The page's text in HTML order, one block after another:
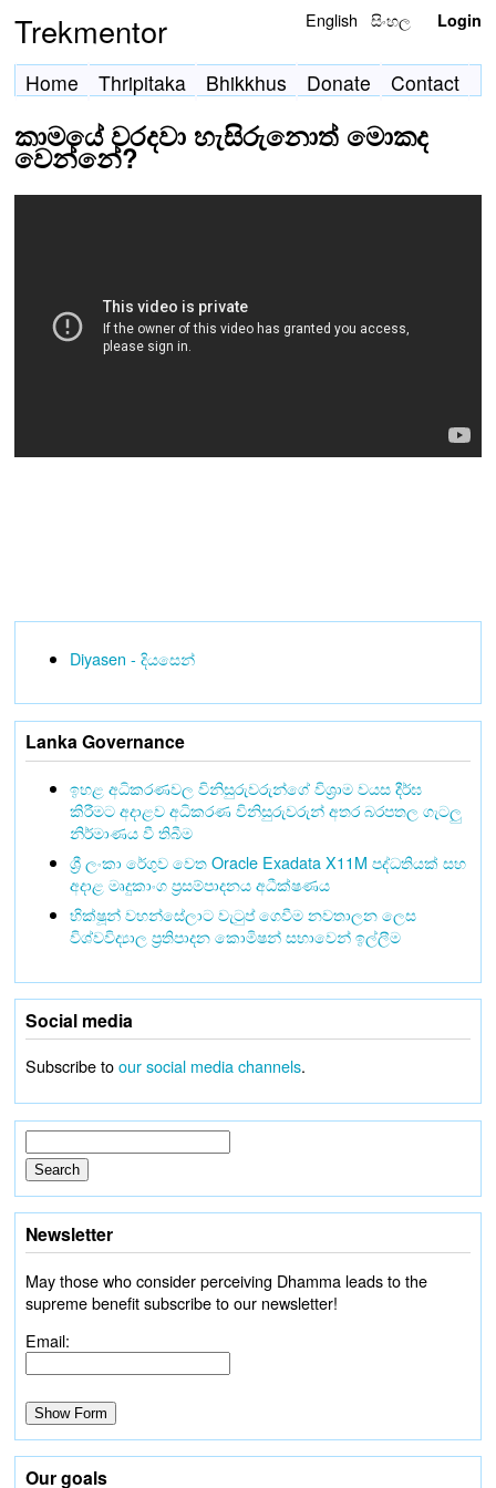
Trekmentor English සිංහල Login
Home Thripitaka Bhikkhus Donate Contact
කාමයේ වරදවා හැසිරුනොත් මොකද
වෙන්නේ?
Diyasen - දියසෙන්
Lanka Governance
ඉහළ අධිකරණවල විනිසුරුවරුන්ගේ විශ්‍රාම වයස දීර්ඝ
කිරීමට අදාළව අධිකරණ විනිසුරුවරුන් අතර බරපතල ගැටලු
නිර්මාණය වී තිබීම
ශ්‍රී ලංකා රේගුව වෙත Oracle Exadata X11M පද්ධතියක් සහ
අදාළ මෘදුකාංග ප්‍රසම්පාදනය අධීක්ෂණය
භික්ෂූන් වහන්සේලාට වැටුප් ගෙවීම නවතාලන ලෙස
විශ්වවිද්‍යාල ප්‍රතිපාදන කොමිෂන් සභාවෙන් ඉල්ලීම
Social media
Subscribe toour social media channels.
Newsletter
May those who consider perceiving Dhamma leads to the
supreme benefit subscribe to our newsletter!
Email:
Our goals